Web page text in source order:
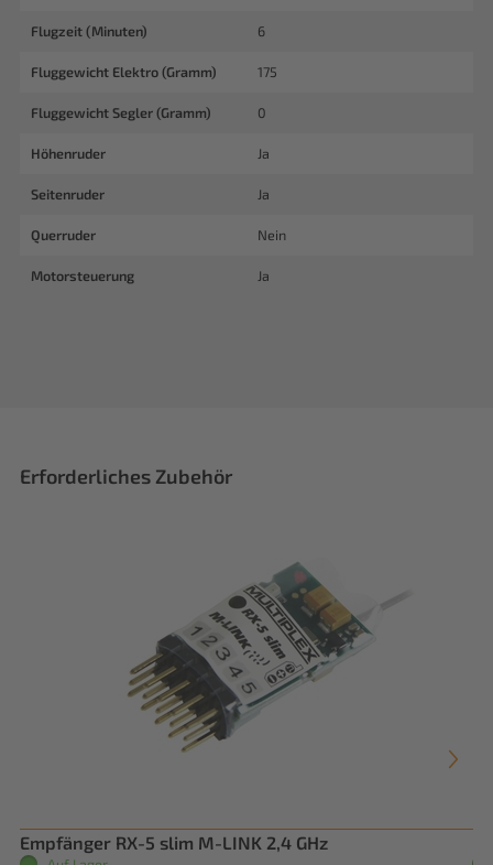
Flugzeit (Minuten) 6
Fluggewicht Elektro (Gramm) 175
Fluggewicht Segler (Gramm) 0
Höhenruder Ja
Seitenruder Ja
Querruder Nein
Motorsteuerung Ja
Erforderliches Zubehör
Empfänger RX-5 slim M-LINK 2,4 GHz